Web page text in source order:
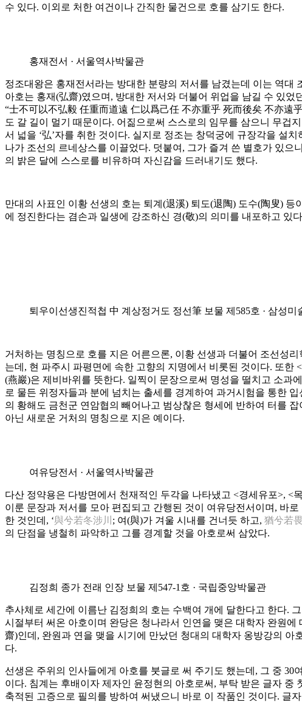
수 있다. 이외로 처한 여건이나 간직한 물건으로 호를 삼기도 한다.
홍재전서 · 서울역사박물관
정조대왕은 홍재전서라는 방대한 분량의 저서를 남겼는데 이는 역대
아호는 홍재(弘齋)였으며, 방대한 저서와 더불어 위업을 남길 수 있
“士不可以不弘毅 任重而道遠 仁以爲己任 不亦重乎 死而後矣 不亦遠
도 갈 길이 멀기 때문이다. 어짊으로써 스스로의 임무를 삼으니 무겁
서 넓을 ‘弘’자를 취한 것이다. 실지로 정조는 창덕궁에 규장각을 설
나가 조선의 르네상스를 이끌었다. 덧붙여, 그가 즐겨 쓴 별호가 있으
의 밝은 달에 스스로를 비유하며 자신감을 드러내기도 했다.
만대의 사표인 이황 선생의 호는 퇴계(退溪) 퇴도(退陶) 도수(陶叟)
에 정진한다는 겸손과 일생에 강조하신 경(敬)의 의미를 내포하고 있
퇴우이선생진적첩 中 계상정거도 정선筆 보물 제585호 · 삼성미
거처하는 명칭으로 호를 지은 어른으론, 이황 선생과 더불어 조선성
는데, 현 파주시 파평면에 속한 고향의 지명에서 비롯된 것이다. 또
(燕巖)은 제비바위를 뜻한다. 일찍이 문장으로써 명성을 떨치고 소과
로 물든 위정자들과 분에 넘치는 출세를 경계하여 과거시험을 통한
의 황해도 금천군 연암협의 빼어나고 범상찮은 형세에 반하여 터를
아닌 새로운 거처의 명칭으로 지은 예이다.
여유당전서 · 서울역사박물관
다산 정약용은 다방면에서 천재적인 두각을 나타냈고 <경세유포>, <
이룬 문장과 저서를 모아 편집되고 간행된 것이 여유당전서이며, 바
한 것인데, ‘與兮若冬涉川 ; 여(與)가 겨울 시내를 건너듯 하고, 猶兮若
의 단점을 냉철히 파악하고 그를 경계할 것을 아호로써 삼았다.
김정희 종가 전래 인장 보물 제547-1호 · 국립중앙박물관
추사체로 세간에 이름난 김정희의 호는 수백여 개에 달한다고 한다.
시절부터 써온 아호이며 완당은 청나라서 인연을 맺은 대학자 완원
齋)인데, 완원과 연을 맺을 시기에 만났던 청대의 대학자 옹방강의 아
다.
선생은 주위의 인사들에게 아호를 붓글로 써 주기도 했는데, 그 중
이다. 침계는 후배이자 제자인 윤정현의 아호로써, 부탁 받은 글자
축적된 고증으로 필의를 방하여 써냈으니 바로 이 작품인 것이다. 글